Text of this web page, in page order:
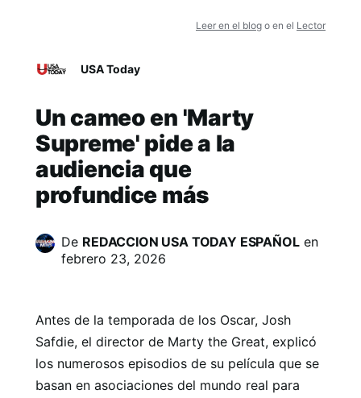
Leer en el blog o en el Lector
USA Today
Un cameo en 'Marty
Supreme' pide a la
audiencia que
profundice más
De REDACCION USA TODAY ESPAÑOLen
febrero 23, 2026
Antes de la temporada de los Oscar, Josh
Safdie, el director de Marty the Great, explicó
los numerosos episodios de su película que se
basan en asociaciones del mundo real para